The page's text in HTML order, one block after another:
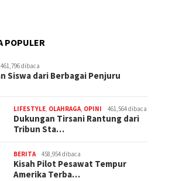
POPULER
461,796 dibaca
Siswa dari Berbagai Penjuru
LIFESTYLE, OLAHRAGA, OPINI 461,564 dibaca
Dukungan Tirsani Rantung dari
Tribun Sta…
BERITA 458,954 dibaca
Kisah Pilot Pesawat Tempur
Amerika Terba…